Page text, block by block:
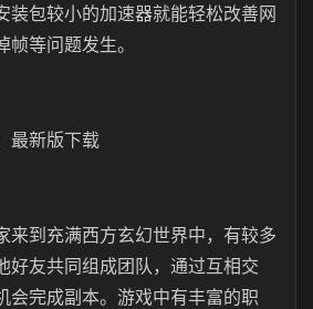
装包较小的加速器就能轻松改善网
等问题发生。
最新版下载
来到充满西方玄幻世界中，有较多
好友共同组成团队，通过互相交
会完成副本。游戏中有丰富的职